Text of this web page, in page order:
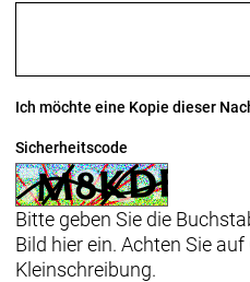
Ich möchte eine Kopie dieser
Sicherheitscode
Bitte geben Sie die
Bild hier ein. Achten Sie auf
Kleinschreibung.